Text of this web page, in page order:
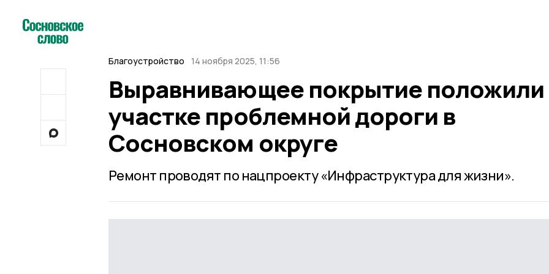
Благоустройство 14 ноября 2025, 11:56
Выравнивающее покрытие положили
участке проблемной дороги в
Сосновском округе
Ремонт проводят по нацпроекту «Инфраструктура для жизни».